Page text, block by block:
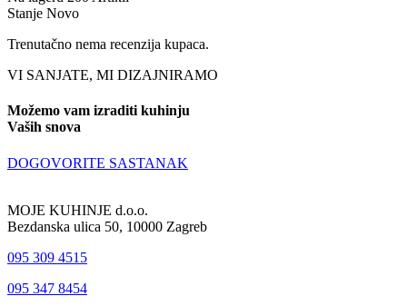
Stanje Novo
Trenutačno nema recenzija kupaca.
VI SANJATE, MI DIZAJNIRAMO
Možemo vam izraditi kuhinju
Vaših snova
DOGOVORITE SASTANAK
MOJE KUHINJE d.o.o.
Bezdanska ulica 50, 10000 Zagreb
095 309 4515
095 347 8454